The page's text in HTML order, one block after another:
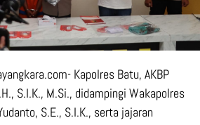
Kapolres Batu, AKBP
S.I.K., M.Si., didampingi Wakapolres
S.E., S.I.K., serta jajaran